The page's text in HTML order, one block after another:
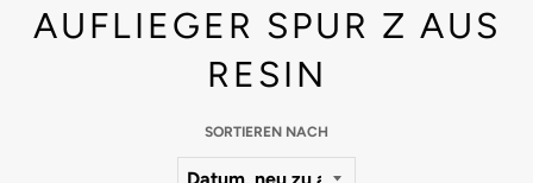
AUFLIEGER SPUR Z AUS
RESIN
SORTIEREN NACH